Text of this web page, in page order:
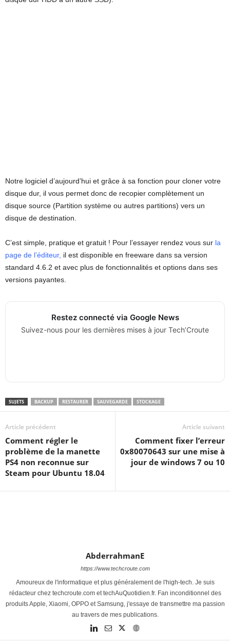
Notre logiciel d’aujourd’hui et grâce à sa fonction pour cloner votre
disque dur, il vous permet donc de recopier complètement un
disque source (Partition système ou autres partitions) vers un
disque de destination.
C’est simple, pratique et gratuit ! Pour l’essayer rendez vous sur la
page de l’éditeur, il est disponible en freeware dans sa version
standard 4.6.2 et avec plus de fonctionnalités et options dans ses
versions payantes.
Restez connecté via Google News
Suivez-nous pour les dernières mises à jour Tech’Croute
SUJETS BACKUP RESTAURER SAUVEGARDE STOCKAGE
Article précédent
Comment régler le
problème de la manette
PS4 non reconnue sur
Steam pour Ubuntu 18.04
Article suivant
Comment fixer l’erreur
0x80070643 sur une mise à
jour de windows 7 ou 10
AbderrahmanE
https://www.techcroute.com
Amoureux de l'informatique et plus généralement de l'high-tech. Je suis
rédacteur chez techcroute.com et techAuQuotidien.fr. Fan inconditionnel des
produits Apple, Xiaomi, OPPO et Samsung, j'essaye de transmettre ma passion
au travers de mes publications.